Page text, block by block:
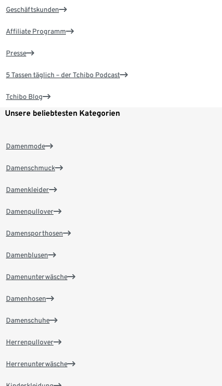
Geschäftskunden
Affiliate Programm
Presse
5 Tassen täglich – der Tchibo Podcast
Tchibo Blog
Unsere beliebtesten Kategorien
Damenmode
Damenschmuck
Damenkleider
Damenpullover
Damensporthosen
Damenblusen
Damenunterwäsche
Damenhosen
Damenschuhe
Herrenpullover
Herrenunterwäsche